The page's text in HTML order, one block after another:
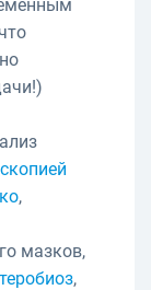
,
мазков,
,